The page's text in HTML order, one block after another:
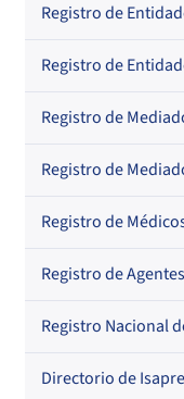
Registro de
En orden alfabético
Por N° de registro
Regional
Registro de
Por orden alfabético
Por N° de registro
Registro de
Por orden alfabético
Por N° de registro
Por profesión
Regional
Registro de
Regional
Por orden alfabético
Por profesión
Registro de
Regional
Por orden alfabético
Por especialidad
Registro de
Registro Nacional
Directorio de